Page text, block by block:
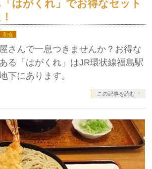
はがくれ」でお得なセット
和食
さんで一息つきませんか？お得な
る「はがくれ」はJR環状線福島駅
下にあります。
この記事を読む